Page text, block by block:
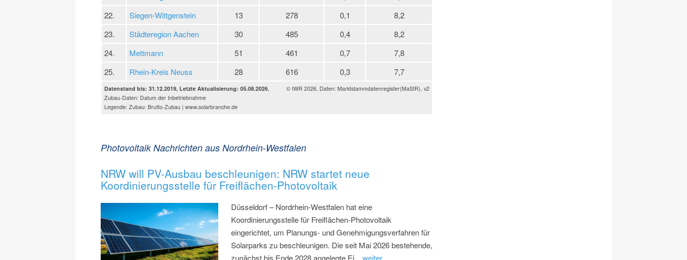
22.
Siegen-Wittgenstein 13 278 0,1
8,2
23.
Städteregion Aachen 30 485 0,4
8,2
24.
Mettmann 51 461 0,7
7,8
25.
Rhein-Kreis Neuss 28 616 0,3 7,7
Datenstand bis: 31.12.2019, Letzte Aktualisierung: 05.08.2026
Zubau-Daten: Datum der Inbetriebnahme
Legende: Zubau: Brutto-Zubau | www.solarbranche.de
© IWR 2026, Daten: Marktstammdatenregister(MaStR), v2
Photovoltaik Nachrichten aus Nordrhein-Westfalen
NRW will PV-Ausbau beschleunigen: NRW startet neue
Koordinierungsstelle für Freiflächen-Photovoltaik
Düsseldorf – Nordrhein-Westfalen hat eine
Koordinierungsstelle für Freiflächen-Photovoltaik
eingerichtet, um Planungs- und Genehmigungsverfahren für
Solarparks zu beschleunigen. Die seit Mai 2026 bestehende,
zunächst bis Ende 2028 angelegte Ei... weiter...